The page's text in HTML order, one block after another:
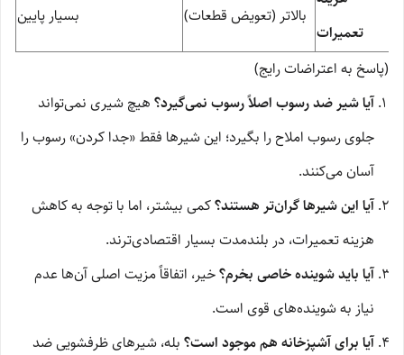
تعمیرات
بالاتر (تعویض قطعات) بسیار پایین
(پاسخ به اعتراضات رایج)
آیا شیر ضد رسوب اصلاً رسوب نمی‌گیرد؟ هیچ شیری نمی‌تواند
جلوی رسوب املاح را بگیرد؛ این شیرها فقط «جدا کردن» رسوب را
آسان می‌کنند.
آیا این شیرها گران‌تر هستند؟کمی بیشتر، اما با توجه به کاهش
هزینه تعمیرات، در بلندمدت بسیار اقتصادی‌ترند.
آیا باید شوینده خاصی بخرم؟خیر، اتفاقاً مزیت اصلی آن‌ها عدم
نیاز به شوینده‌های قوی است.
آیا برای آشپزخانه هم موجود است؟ بله، شیرهای ظرفشویی ضد